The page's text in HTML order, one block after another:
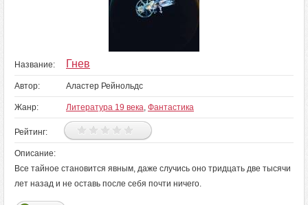
Название: Гнев
Автор: Аластер Рейнольдс
Жанр: Литература 19 века, Фантастика
Рейтинг:
Описание:
Все тайное становится явным, даже случись оно тридцать две тысячи
лет назад и не оставь после себя почти ничего.